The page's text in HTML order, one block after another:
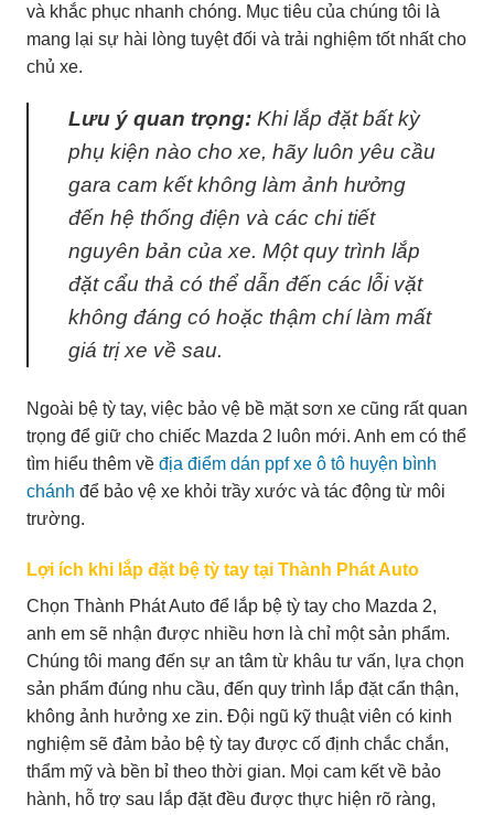
và khắc phục nhanh chóng. Mục tiêu của chúng tôi là
mang lại sự hài lòng tuyệt đối và trải nghiệm tốt nhất cho
chủ xe.
Lưu ý quan trọng: Khi lắp đặt bất kỳ
phụ kiện nào cho xe, hãy luôn yêu cầu
gara cam kết không làm ảnh hưởng
đến hệ thống điện và các chi tiết
nguyên bản của xe. Một quy trình lắp
đặt cẩu thả có thể dẫn đến các lỗi vặt
không đáng có hoặc thậm chí làm mất
giá trị xe về sau.
Ngoài bệ tỳ tay, việc bảo vệ bề mặt sơn xe cũng rất quan
trọng để giữ cho chiếc Mazda 2 luôn mới. Anh em có thể
tìm hiểu thêm về địa điểm dán ppf xe ô tô huyện bình
chánh để bảo vệ xe khỏi trầy xước và tác động từ môi
trường.
Lợi ích khi lắp đặt bệ tỳ tay tại Thành Phát Auto
Chọn Thành Phát Auto để lắp bệ tỳ tay cho Mazda 2,
anh em sẽ nhận được nhiều hơn là chỉ một sản phẩm.
Chúng tôi mang đến sự an tâm từ khâu tư vấn, lựa chọn
sản phẩm đúng nhu cầu, đến quy trình lắp đặt cẩn thận,
không ảnh hưởng xe zin. Đội ngũ kỹ thuật viên có kinh
nghiệm sẽ đảm bảo bệ tỳ tay được cố định chắc chắn,
thẩm mỹ và bền bỉ theo thời gian. Mọi cam kết về bảo
hành, hỗ trợ sau lắp đặt đều được thực hiện rõ ràng,